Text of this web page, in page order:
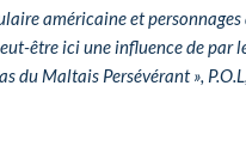
américaine et personnages
être ici une influence de par
du Maltais Persévérant »,